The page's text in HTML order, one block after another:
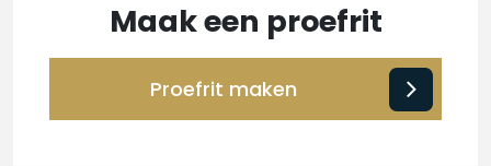
Maak een proefrit
Proefrit maken